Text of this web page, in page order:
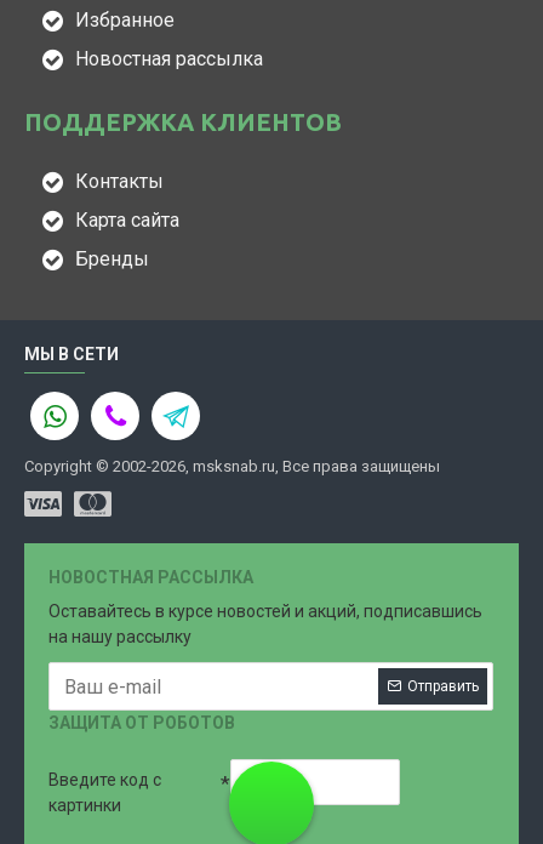
Избранное
Новостная рассылка
ПОДДЕРЖКА КЛИЕНТОВ
Контакты
Карта сайта
Бренды
МЫ В СЕТИ
Copyright © 2002-2026, msksnab.ru, Все права защищены
НОВОСТНАЯ РАССЫЛКА
Оставайтесь в курсе новостей и акций, подписавшись
на нашу рассылку
Отправить
ЗАЩИТА ОТ РОБОТОВ
Введите код с
картинки